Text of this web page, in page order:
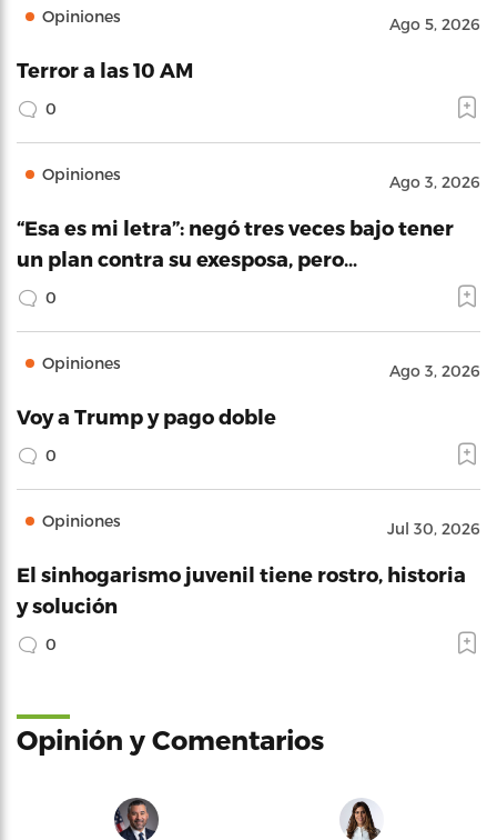
Opiniones Ago 5, 2026
Terror a las 10 AM
0
Opiniones Ago 3, 2026
“Esa es mi letra”: negó tres veces bajo tener
un plan contra su exesposa, pero…
0
Opiniones Ago 3, 2026
Voy a Trump y pago doble
0
Opiniones Jul 30, 2026
El sinhogarismo juvenil tiene rostro, historia
y solución
0
Opinión y Comentarios